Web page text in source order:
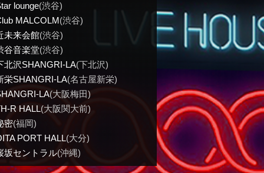
lounge(渋谷)
MALCOLM(渋谷)
未来会館(渋谷)
谷音楽堂(渋谷)
北沢SHANGRI-LA(下北沢)
栄SHANGRI-LA(名古屋新栄)
LA(大阪梅田)
R HALL(大阪関大前)
密(福岡)
PORT HALL(大分)
坂セントラル(沖縄)